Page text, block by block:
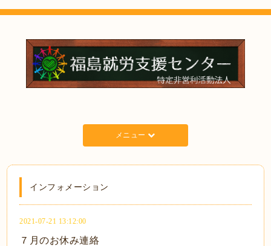
メニュー
インフォメーション
2021-07-21 13:12:00
７月のお休み連絡